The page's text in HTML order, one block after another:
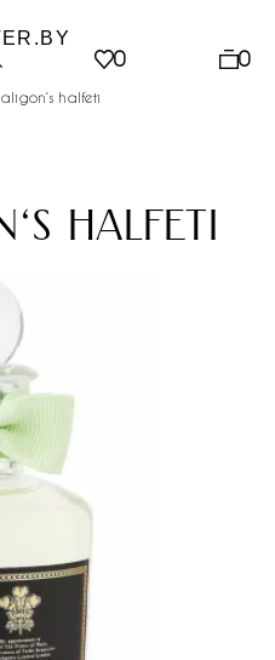
0 0
halfeti
halfeti